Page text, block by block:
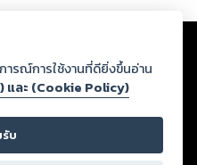
ต์และปรากฏว่าละเมิดสิทธิใน
กฎหมายและศีลธรรม ดังนั้น ผู้อ่าน
ด้วยตนเอง และหากท่านพบว่าส่วน
าแจ้งมายังบริษัท เพื่อทีมงานจะได้
สงวนลิขสิทธิ์ตามพระราชบัญญัติ
ารณ์การใช้งานที่ดียิ่งขึ้นอ่าน
และ (Cookie Policy)
บ